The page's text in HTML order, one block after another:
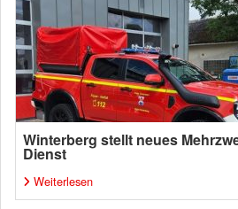
Winterberg stellt neues
Dienst
Weiterlesen